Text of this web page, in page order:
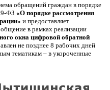
обращений граждан в порядке
ФЗ «О порядке рассмотрения
и предоставляет
в рамках реализации
окна цифровой обратной
не позднее 8 рабочих дней
тематикам – в укороченные